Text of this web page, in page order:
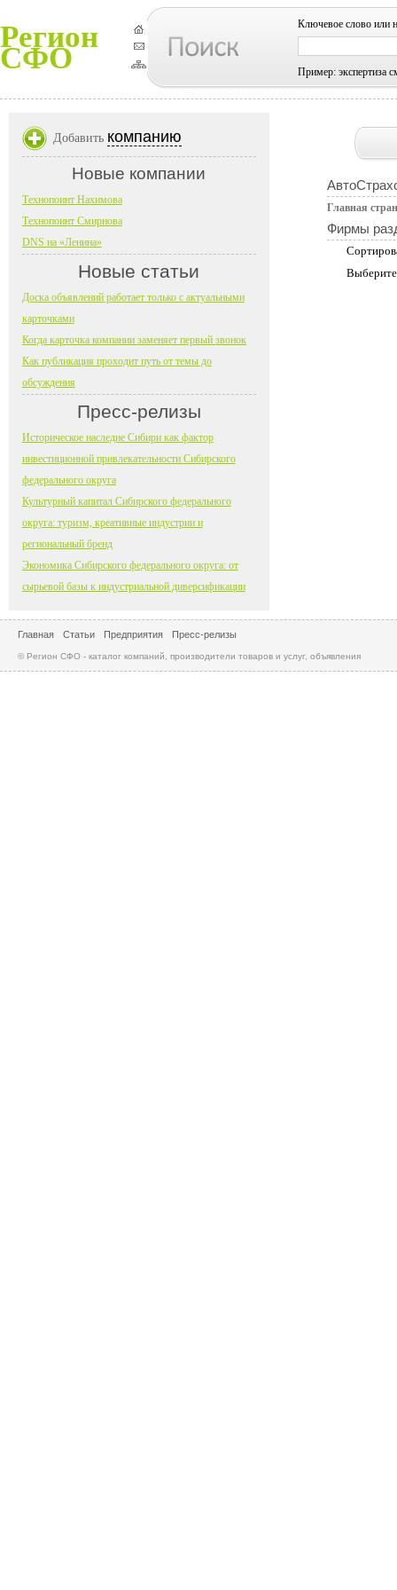
Регион
СФО
Ключевое слово или
Пример: экспертиза
Главная
Фирмы
Добавить компанию
Новые компании
Технопоинт Нахимова
Технопоинт Смирнова
DNS на «Ленина»
Новые статьи
Доска объявлений работает только с актуальными
карточками
Когда карточка компании заменяет первый звонок
Как публикация проходит путь от темы до
обсуждения
Пресс-релизы
Историческое наследие Сибири как фактор
инвестиционной привлекательности Сибирского
федерального округа
Культурный капитал Сибирского федерального
округа: туризм, креативные индустрии и
региональный бренд
Экономика Сибирского федерального округа: от
сырьевой базы к индустриальной диверсификации
Главная Статьи Предприятия Пресс-релизы
© Регион СФО - каталог компаний, производители товаров и услуг, объявления